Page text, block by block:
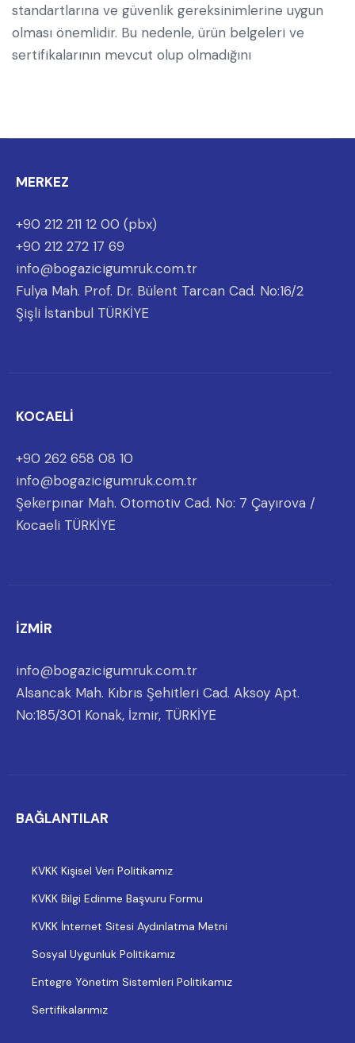
standartlarına ve güvenlik gereksinimlerine uygun
olması önemlidir. Bu nedenle, ürün belgeleri ve
sertifikalarının mevcut olup olmadığını
MERKEZ
+90 212 211 12 00 (pbx)
+90 212 272 17 69
info@bogazicigumruk.com.tr
Fulya Mah. Prof. Dr. Bülent Tarcan Cad. No:16/2
Şişli İstanbul TÜRKİYE
KOCAELİ
+90 262 658 08 10
info@bogazicigumruk.com.tr
Şekerpınar Mah. Otomotiv Cad. No: 7 Çayırova /
Kocaeli TÜRKİYE
İZMİR
info@bogazicigumruk.com.tr
Alsancak Mah. Kıbrıs Şehitleri Cad. Aksoy Apt.
No:185/301 Konak, İzmir, TÜRKİYE
BAĞLANTILAR
KVKK Kişisel Veri Politikamız
KVKK Bilgi Edinme Başvuru Formu
KVKK İnternet Sitesi Aydınlatma Metni
Sosyal Uygunluk Politikamız
Entegre Yönetim Sistemleri Politikamız
Sertifikalarımız